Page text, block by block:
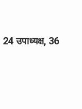
उपाध्यक्ष, 36